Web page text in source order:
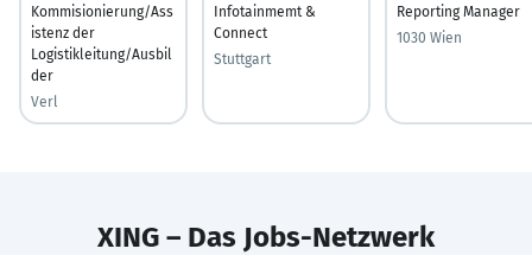
Kommisionierung/Ass
istenz der
Logistikleitung/Ausbil
der
Verl
Infotainmemt &
Connect
Stuttgart
Reporting Manager
1030 Wien
XING – Das Jobs-Netzwerk